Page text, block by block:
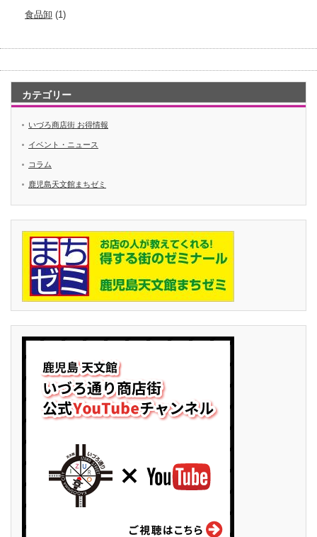
食品卸 (1)
カテゴリー
いづろ商店街 お得情報
イベント・ニュース
コラム
鹿児島天文館まちゼミ